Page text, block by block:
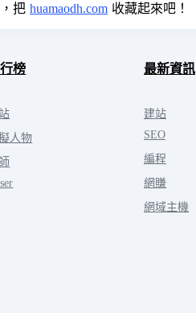
把 huamaodh.com 收藏起來吧！
榜
人物
最新資訊
建站
SEO
編程
網賺
網域主機